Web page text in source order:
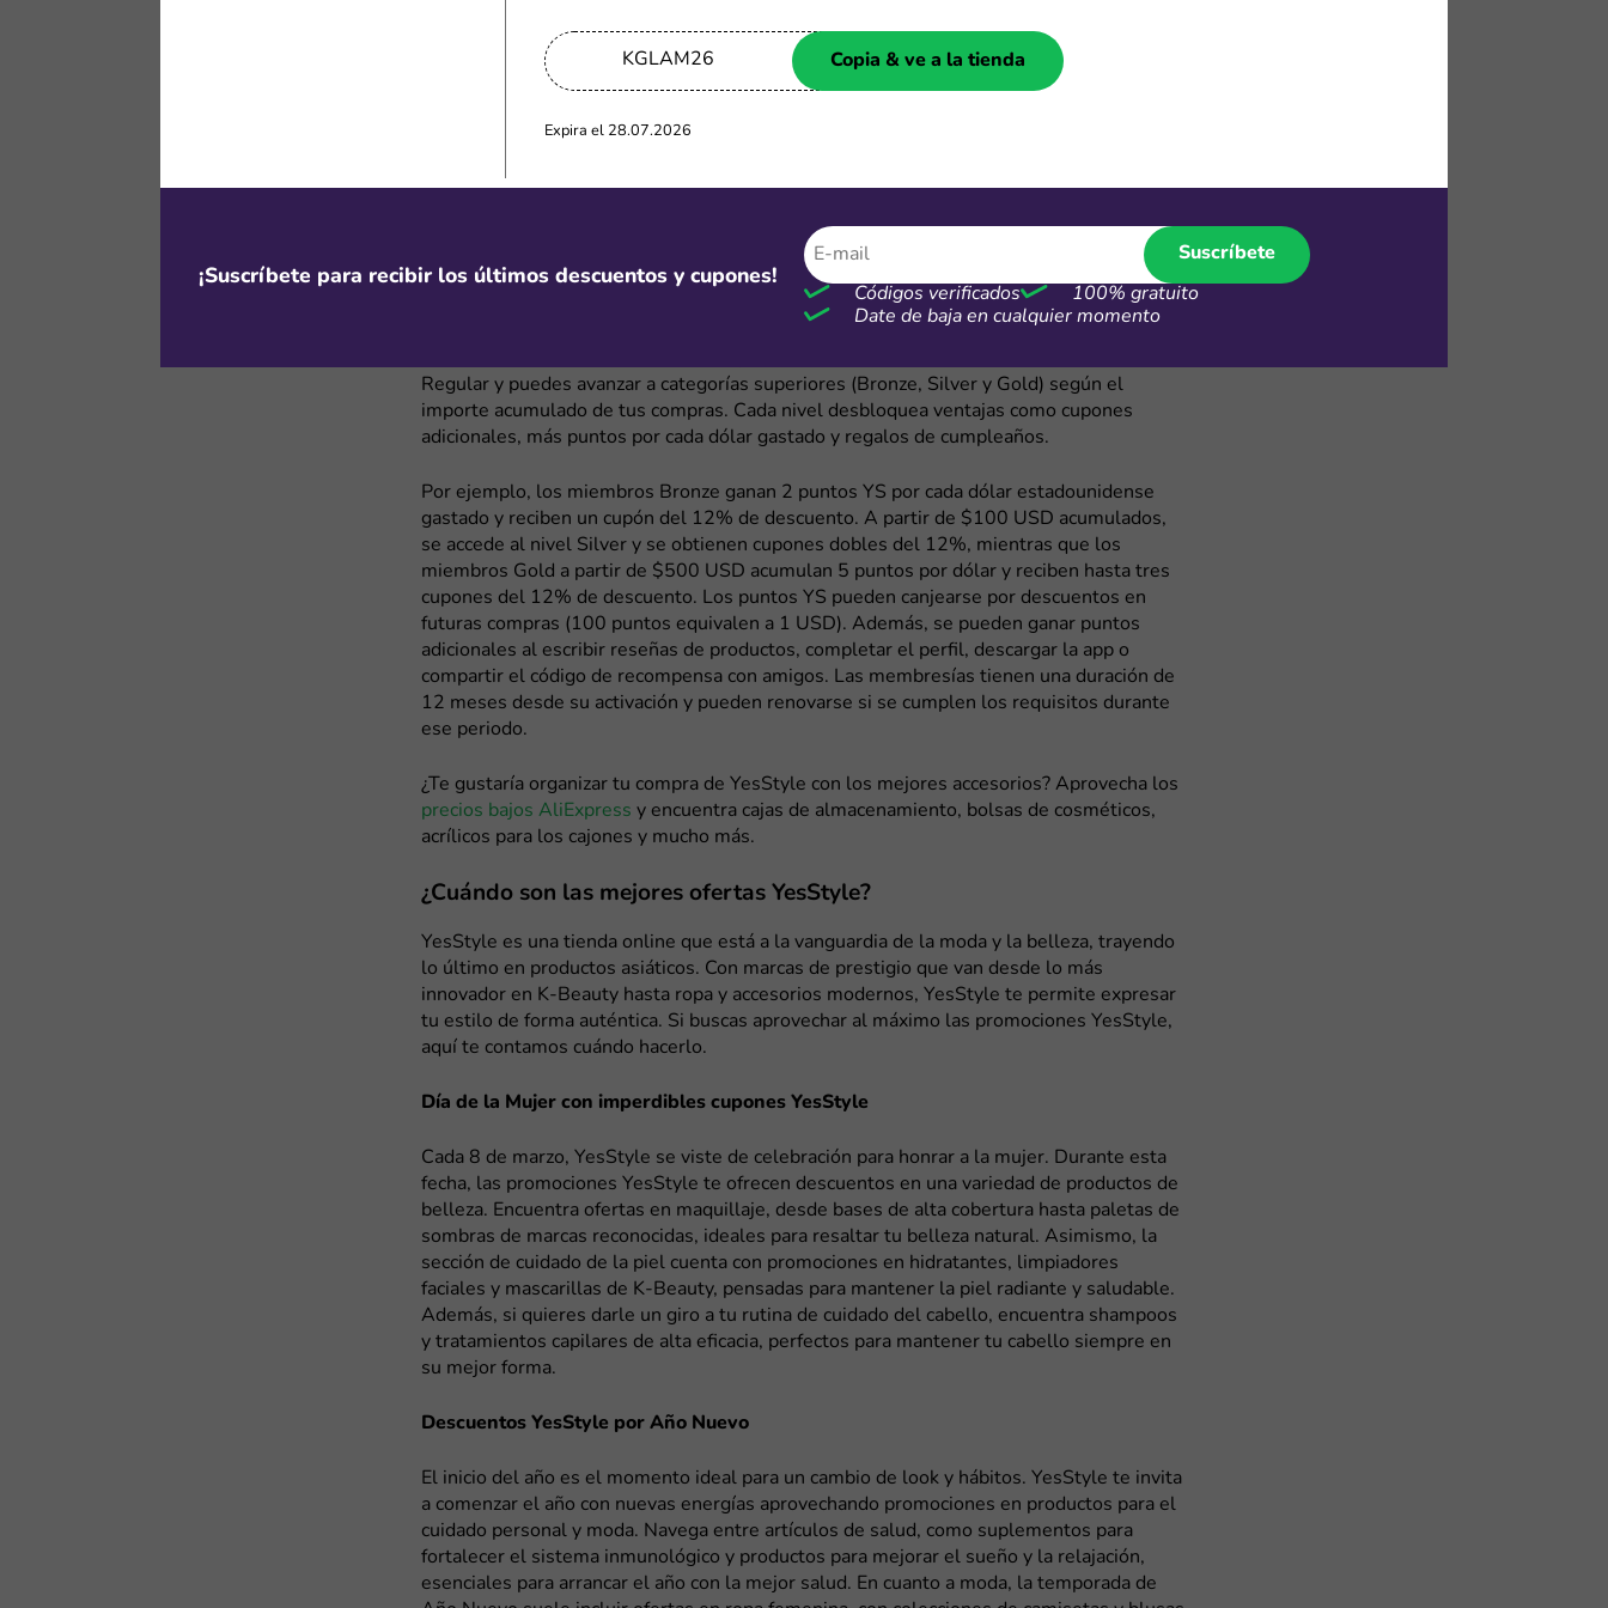
Descuentos en la app de YesStyle
Al descargar la aplicación oficial de YesStyle puedes recibir 50 puntos YS como bono de
móviles. También recibirás notificaciones sobre descuentos temporales, lanzamientos y
recomendable activar las alertas para no perderlas.
Beneficios y ofertas del programa Elite Club
Regular y puedes avanzar a categorías superiores (Bronze, Silver y Gold) según el
importe acumulado de tus compras. Cada nivel desbloquea ventajas como cupones
adicionales, más puntos por cada dólar gastado y regalos de cumpleaños.
Por ejemplo, los miembros Bronze ganan 2 puntos YS por cada dólar estadounidense
gastado y reciben un cupón del 12% de descuento. A partir de $100 USD acumulados,
se accede al nivel Silver y se obtienen cupones dobles del 12%, mientras que los
miembros Gold a partir de $500 USD acumulan 5 puntos por dólar y reciben hasta tres
cupones del 12% de descuento. Los puntos YS pueden canjearse por descuentos en
futuras compras (100 puntos equivalen a 1 USD). Además, se pueden ganar puntos
adicionales al escribir reseñas de productos, completar el perfil, descargar la app o
compartir el código de recompensa con amigos. Las membresías tienen una duración de
12 meses desde su activación y pueden renovarse si se cumplen los requisitos durante
ese periodo.
¿Te gustaría organizar tu compra de YesStyle con los mejores accesorios? Aprovecha los
precios bajos AliExpress y encuentra cajas de almacenamiento, bolsas de cosméticos,
acrílicos para los cajones y mucho más.
¿Cuándo son las mejores ofertas YesStyle?
YesStyle es una tienda online que está a la vanguardia de la moda y la belleza, trayendo
lo último en productos asiáticos. Con marcas de prestigio que van desde lo más
innovador en K-Beauty hasta ropa y accesorios modernos, YesStyle te permite expresar
tu estilo de forma auténtica. Si buscas aprovechar al máximo las promociones YesStyle,
aquí te contamos cuándo hacerlo.
Día de la Mujer con imperdibles cupones YesStyle
Cada 8 de marzo, YesStyle se viste de celebración para honrar a la mujer. Durante esta
fecha, las promociones YesStyle te ofrecen descuentos en una variedad de productos de
belleza. Encuentra ofertas en maquillaje, desde bases de alta cobertura hasta paletas de
sombras de marcas reconocidas, ideales para resaltar tu belleza natural. Asimismo, la
sección de cuidado de la piel cuenta con promociones en hidratantes, limpiadores
faciales y mascarillas de K-Beauty, pensadas para mantener la piel radiante y saludable.
Además, si quieres darle un giro a tu rutina de cuidado del cabello, encuentra shampoos
y tratamientos capilares de alta eficacia, perfectos para mantener tu cabello siempre en
su mejor forma.
Descuentos YesStyle por Año Nuevo
El inicio del año es el momento ideal para un cambio de look y hábitos. YesStyle te invita
a comenzar el año con nuevas energías aprovechando promociones en productos para el
cuidado personal y moda. Navega entre artículos de salud, como suplementos para
fortalecer el sistema inmunológico y productos para mejorar el sueño y la relajación,
esenciales para arrancar el año con la mejor salud. En cuanto a moda, la temporada de
KGLAM26 Copia & ve a la tienda
Expira el 28.07.2026
¡Suscríbete para recibir los últimos descuentos y cupones!
Suscríbete
Códigos verificados
100% gratuito
Date de baja en cualquier momento